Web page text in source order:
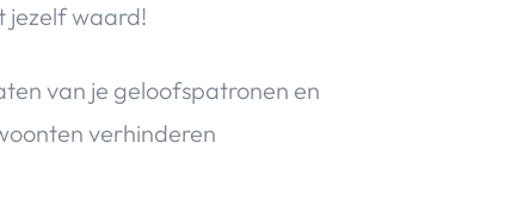
jezelf waard!
van je geloofspatronen en
verhinderen